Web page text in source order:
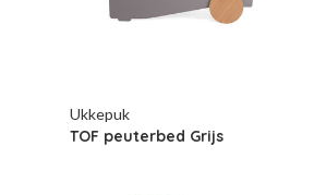
Ukkepuk
TOF peuterbed Grijs